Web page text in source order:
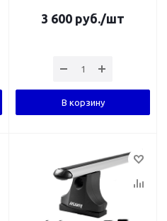
3 600 руб./шт
В корзину